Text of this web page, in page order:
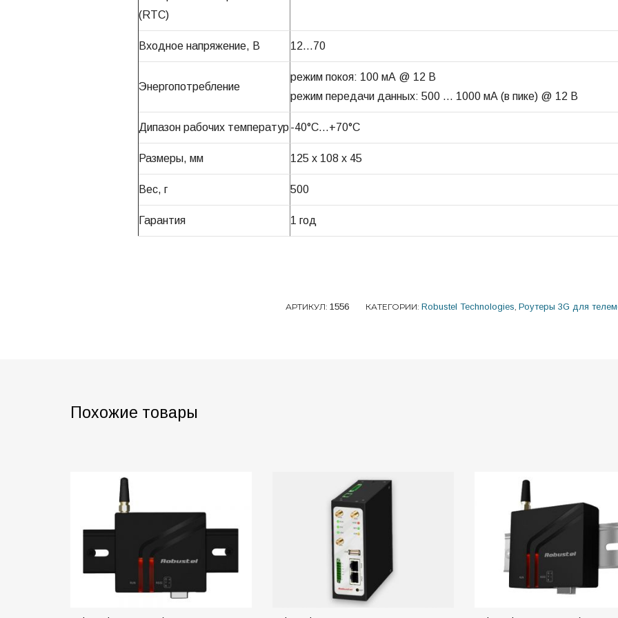
(RTC)
Входное напряжение, В 12…70
Энергопотребление
режим покоя: 100 мА @ 12 В
режим передачи данных: 500 … 1000 мА (в пике) @ 12 В
Дипазон рабочих температур -40°С…+70°C
Размеры, мм 125 x 108 x 45
Вес, г 500
Гарантия 1 год
АРТИКУЛ: 1556 КАТЕГОРИИ: Robustel Technologies Роутеры 3G для
Похожие товары